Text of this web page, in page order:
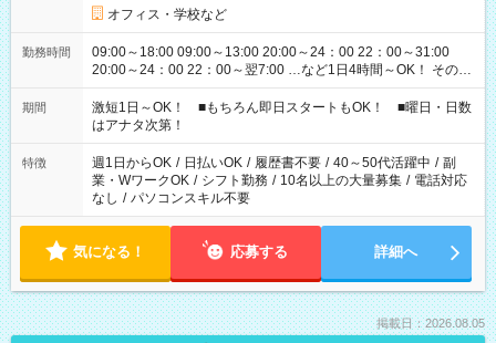
オフィス・学校など
勤務時間
09:00～18:00 09:00～13:00 20:00～24：00 22：00～31:00
20:00～24：00 22：00～翌7:00 …など1日4時間～OK！ その他
シフトもございます！ お気軽にご相談ください！
期間
激短1日～OK！ ■もちろん即日スタートもOK！ ■曜日・日数
はアナタ次第！
特徴 週1日からOK / 日払いOK / 履歴書不要 / 40～50代活躍中 / 副
業・WワークOK / シフト勤務 / 10名以上の大量募集 / 電話対応
なし / パソコンスキル不要
気になる！ 応募する 詳細へ
掲載日：2026.08.05